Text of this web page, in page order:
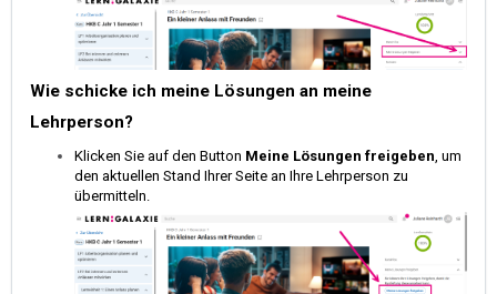
Wie schicke ich meine Lösungen an meine
Lehrperson?
Klicken Sie auf den Button Meine Lösungen freigeben , um
den aktuellen Stand Ihrer Seite an Ihre Lehrperson zu
übermitteln.